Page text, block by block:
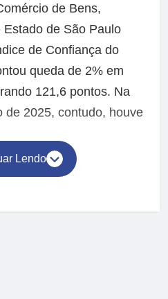
de Bens,
de São Paulo
de Confiança do
queda de 2% em
121,6 pontos. Na
de 2025, contudo, houve
Lendo